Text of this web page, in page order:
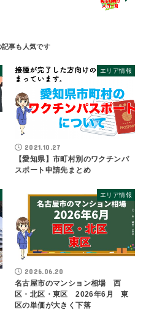
エリア情報
2021.10.27
【愛知県】市町村別のワクチンパ
スポート申請先まとめ
エリア情報
2026.06.20
名古屋市のマンション相場 西
区・北区・東区 2026年6月 東
区の単価が大きく下落